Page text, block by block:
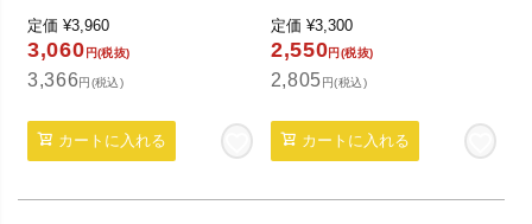
定価 ¥3,960
3,060 円(税抜)
3,366円(税込)
カートに入れる
定価 ¥3,300
2,550円(税抜)
2,805円(税込)
カートに入れる